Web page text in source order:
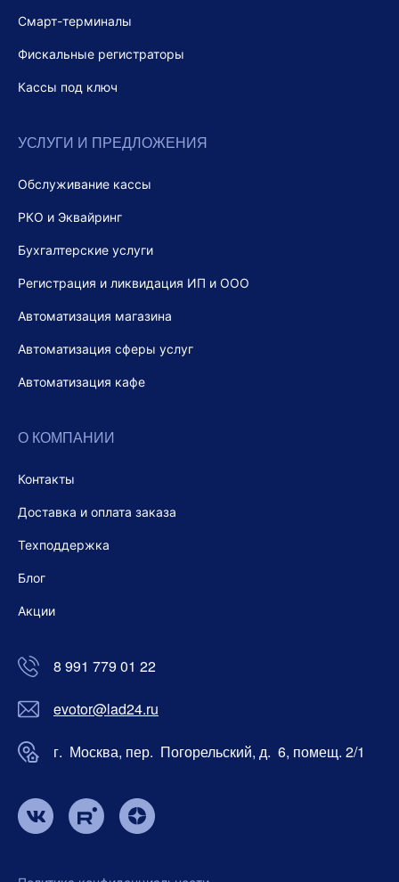
Смарт-терминалы
Фискальные регистраторы
Кассы под ключ
УСЛУГИ И ПРЕДЛОЖЕНИЯ
Обслуживание кассы
РКО и Эквайринг
Бухгалтерские услуги
Регистрация и ликвидация ИП и ООО
Автоматизация магазина
Автоматизация сферы услуг
Автоматизация кафе
О КОМПАНИИ
Контакты
Доставка и оплата заказа
Техподдержка
Блог
Акции
8 991 779 01 22
evotor@lad24.ru
г. Москва, пер. Погорельский, д. 6, помещ. 2/1